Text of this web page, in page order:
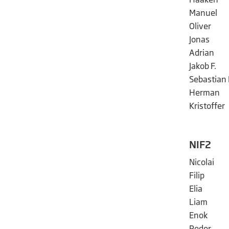
Manuel
Oliver
Jonas
Adrian
Jakob F.
Sebastian
Herman
Kristoffer
NIF2
Nicolai
Filip
Elia
Liam
Enok